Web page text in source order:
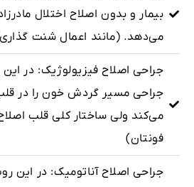
بیمار و بدون اصلاح اختلال
می‌دهد. (مانند اعمال شنت
جراحی اصلاح فیزیولوژیک: در
جراحی مسیر گردش خون را در
می‌کند ولی ساختار کلی قلب
فونتان)
جراحی اصلاح آناتومیک: در این